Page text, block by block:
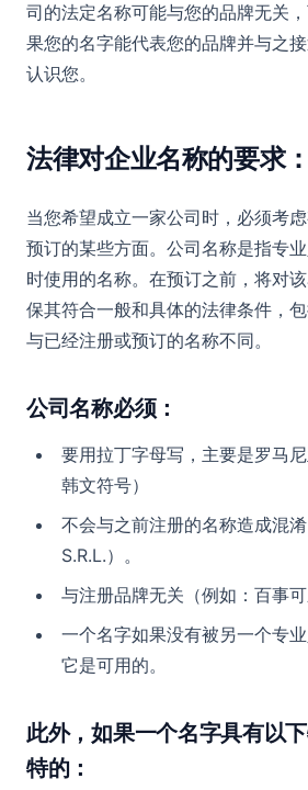
司的法定名称可能与您的品牌无关
果您的名字能代表您的品牌并与之
认识您。
法律对企业名称的要求：
当您希望成立一家公司时，必须考
预订的某些方面。公司名称是指专
时使用的名称。在预订之前，将对
保其符合一般和具体的法律条件，
与已经注册或预订的名称不同。
公司名称必须：
要用拉丁字母写，主要是罗马
韩文符号）
不会与之前注册的名称造成混
S.R.L.）。
与注册品牌无关（例如：百事可
一个名字如果没有被另一个专
它是可用的。
此外，如果一个名字具有以
特的：